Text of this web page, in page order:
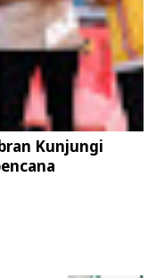
Kunjungi